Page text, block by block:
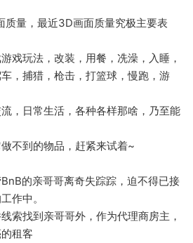
质量，最近3D画面质量究极主要表
戏玩法，改装，用餐，冼澡，入睡，
，捕猎，枪击，打篮球，慢跑，游
，日常生活，各种各样那啥，乃至能
不到的物品，赶紧来试着~
的亲哥哥离奇失踪踪，迫不得已接
作中。
索找到亲哥哥外，作为代理商房主，
租客